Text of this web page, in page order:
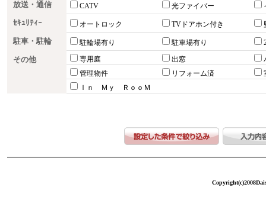
放送・通信 CATV 光ファイバー
ｾｷｭﾘﾃｨｰ オートロック TVドアホン付き
駐車・駐輪 駐輪場有り 駐車場有り
その他 専用庭 出窓
管理物件
リフォーム済
Ｉｎ Ｍｙ ＲｏｏＭ